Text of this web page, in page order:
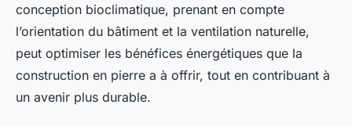
conception bioclimatique, prenant en compte
l’orientation du bâtiment et la ventilation naturelle,
peut optimiser les bénéfices énergétiques que la
construction en pierre a à offrir, tout en contribuant à
un avenir plus durable.